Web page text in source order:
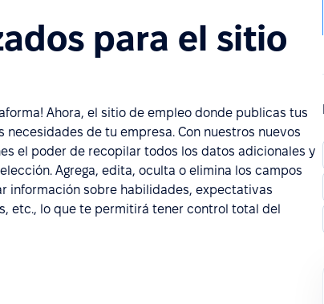
para el sitio
Ahora, el sitio de empleo donde publicas tus
de tu empresa. Con nuestros nuevos
el poder de recopilar todos los datos adicionales y
Agrega, edita, oculta o elimina los campos
información sobre habilidades, expectativas
etc., lo que te permitirá tener control total del